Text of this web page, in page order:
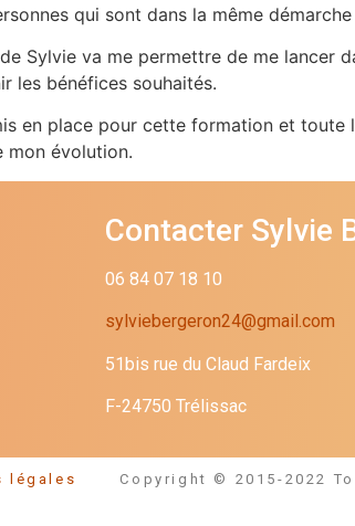
qui sont dans la même
Sylvie va me permettre de me lancer
les bénéfices souhaités.
en place pour cette formation et
mon évolution.
Contacter Sylvie
06 84 07 18 10
sylviebergeron24@gmail.com
51bis rue du Claud Fardeix
F-24750 Trélissac
légales Copyright © 2015-2022